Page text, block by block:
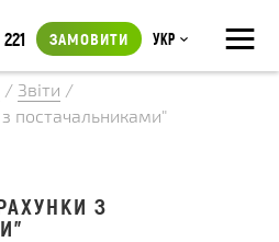
≡
ЗАМОВИТИ Укр
/ Звіти /
постачальниками"
З